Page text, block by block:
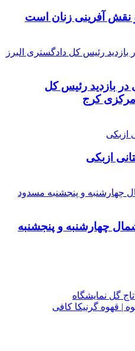
نقش آفرینی زنان است
۲۰۱ زندانی در بازدید رئیس کل
مرکزی کرج
ازبکی
چهارشنبه و پنجشنبه
گل نمایشگاه
| قهوه گرنیکا کافی